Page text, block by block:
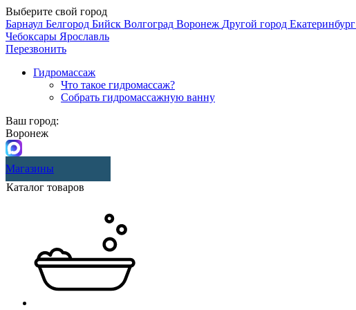
Выберите свой город
Барнаул Белгород Бийск Волгоград Воронеж Другой город Екатеринбург
Чебоксары Ярославль
Перезвонить
Гидромассаж
Что такое гидромассаж?
Собрать гидромассажную ванну
Ваш город:
Воронеж
Магазины
Каталог товаров